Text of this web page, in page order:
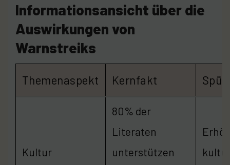
Informationsansicht über die
Auswirkungen von
Warnstreiks
Themenaspekt Kernfakt
Kultur
80% der
Literaten
unterstützen